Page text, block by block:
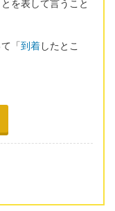
を表して言うこと
「到着したとこ